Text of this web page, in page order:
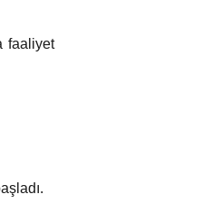
faaliyet